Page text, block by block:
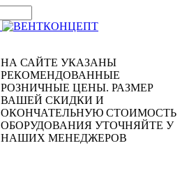
НА САЙТЕ УКАЗАНЫ
РЕКОМЕНДОВАННЫЕ
РОЗНИЧНЫЕ ЦЕНЫ. РАЗМЕР
ВАШЕЙ СКИДКИ И
ОКОНЧАТЕЛЬНУЮ СТОИМОСТЬ
ОБОРУДОВАНИЯ УТОЧНЯЙТЕ У
НАШИХ МЕНЕДЖЕРОВ